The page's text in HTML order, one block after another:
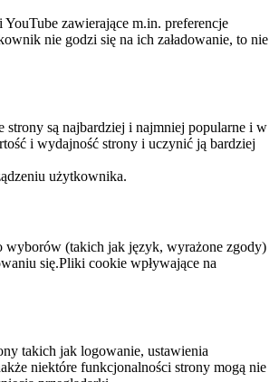
zawierające m.in. preferencje
nie godzi się na ich załadowanie, to nie
strony są najbardziej i najmniej popularne i w
i wydajność strony i uczynić ją bardziej
użytkownika.
wyborów (takich jak język, wyrażone zgody)
się.Pliki cookie wpływające na
takich jak logowanie, ustawienia
niektóre funkcjonalności strony mogą nie